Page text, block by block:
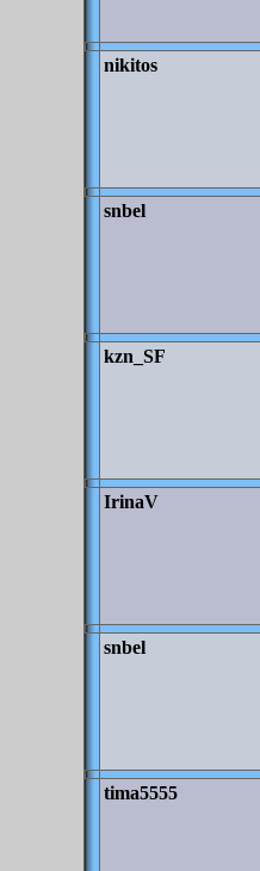
nikitos
snbel
kzn_SF
IrinaV
snbel
tima5555